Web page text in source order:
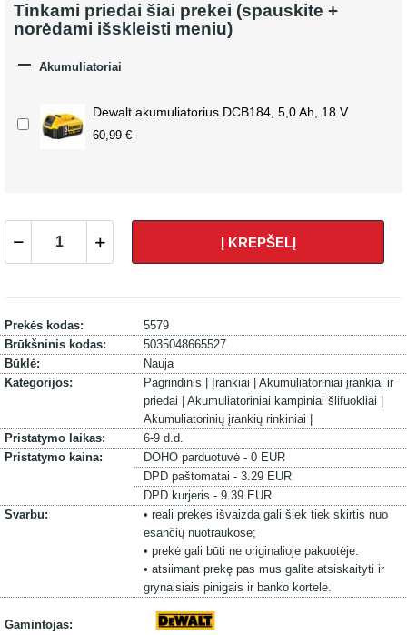
Tinkami priedai šiai prekei (spauskite +
norėdami išskleisti meniu)
 Akumuliatoriai
Dewalt akumuliatorius DCB184, 5,0 Ah, 18 V
60,99 €
Į KREPŠELĮ
Prekės kodas:
5579
Brūkšninis kodas:
5035048665527
Būklė:
Nauja
Kategorijos:
Pagrindinis | Įrankiai | Akumuliatoriniai įrankiai ir
priedai | Akumuliatoriniai kampiniai šlifuokliai |
Akumuliatorinių įrankių rinkiniai |
Pristatymo laikas:
6-9 d.d.
Pristatymo kaina:
DOHO parduotuvė - 0 EUR
DPD paštomatai - 3.29 EUR
DPD kurjeris - 9.39 EUR
Svarbu:
• reali prekės išvaizda gali šiek tiek skirtis nuo
esančių nuotraukose;
• prekė gali būti ne originalioje pakuotėje.
• atsiimant prekę pas mus galite atsiskaityti ir
grynaisiais pinigais ir banko kortele.
Gamintojas: